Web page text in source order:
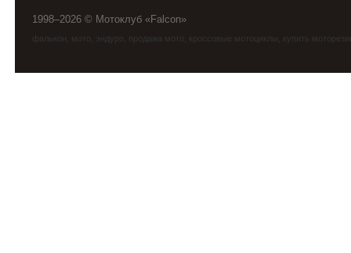
1998–2026 © Мотоклуб «Falcon»
фалькон мото эндуро , продажа мото, кроссовые мотоциклы, купить